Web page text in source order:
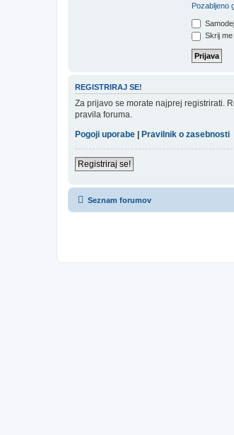
Pozabljeno
Skrij
REGISTRIRAJ SE!
Za prijavo se morate najprej registrirati.
pravila foruma.
Pogoji uporabe
Pravilnik o zasebnosti
Registriraj se!
Seznam forumov